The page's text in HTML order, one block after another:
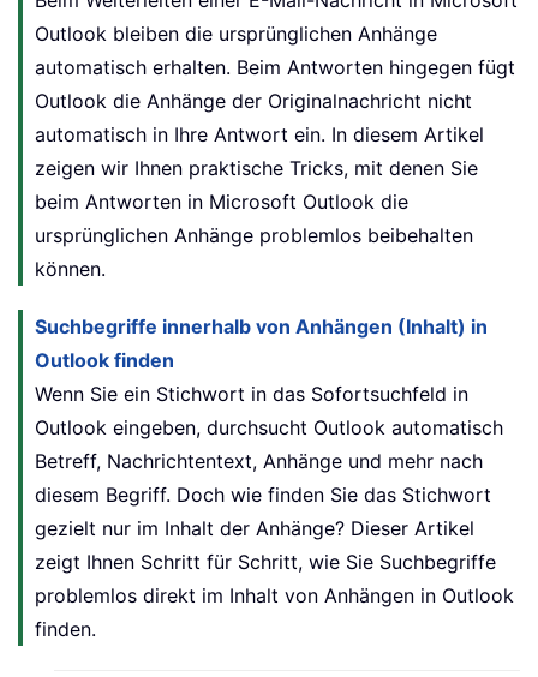
Outlook bleiben die ursprünglichen Anhänge
automatisch erhalten. Beim Antworten hingegen fügt
Outlook die Anhänge der Originalnachricht nicht
automatisch in Ihre Antwort ein. In diesem Artikel
zeigen wir Ihnen praktische Tricks, mit denen Sie
beim Antworten in Microsoft Outlook die
ursprünglichen Anhänge problemlos beibehalten
können.
Suchbegriffe innerhalb von Anhängen (Inhalt) in
Outlook finden
Wenn Sie ein Stichwort in das Sofortsuchfeld in
Outlook eingeben, durchsucht Outlook automatisch
Betreff, Nachrichtentext, Anhänge und mehr nach
diesem Begriff. Doch wie finden Sie das Stichwort
gezielt nur im Inhalt der Anhänge? Dieser Artikel
zeigt Ihnen Schritt für Schritt, wie Sie Suchbegriffe
problemlos direkt im Inhalt von Anhängen in Outlook
finden.